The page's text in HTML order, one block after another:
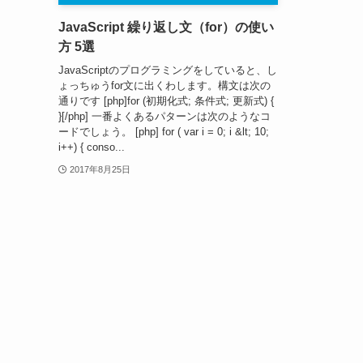
JavaScript 繰り返し文（for）の使い
方 5選
JavaScriptのプログラミングをしていると、し
ょっちゅうfor文に出くわします。構文は次の
通りです [php]for (初期化式; 条件式; 更新式) {
}[/php] 一番よくあるパターンは次のようなコ
ードでしょう。 [php] for ( var i = 0; i &lt; 10;
i++) { conso...
2017年8月25日